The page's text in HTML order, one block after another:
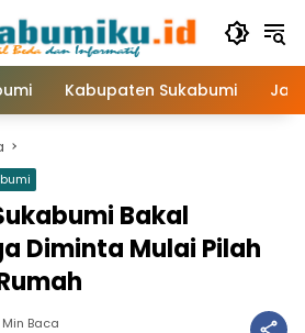
Kabupaten Sukabumi
Bakal
Diminta Mulai Pilah
Min Baca